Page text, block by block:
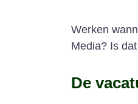
Werken
Media? Is
De